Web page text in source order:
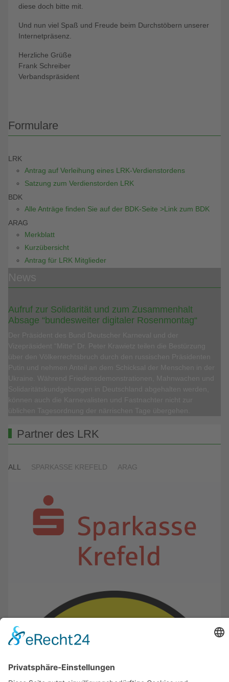
diese doch bitte mit.
Und nun viel Spaß und Freude beim Durchstöbern unserer
Internetpräsenz.
Herzliche Grüße
Frank Schreiber
Verbandspräsident
Formulare
LRK
Antrag auf Verleihung eines LRK-Verdienstordens
Satzung zum Verdienstorden LRK
BDK
Alle Anträge finden Sie auf der BDK-Seite >Link zum BDK
ARAG
Merkblatt
Kurzübersicht
Antrag für LRK Mitglieder
Aufruf zur Solidarität und zum Zusammenhalt
Absage “bundesweiter digitaler Rosenmontag“
Partner des LRK
ALL SPARKASSE KREFELD ARAG